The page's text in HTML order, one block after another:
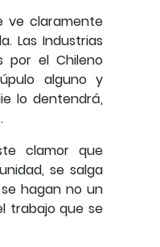
ve claramente
Las Industrias
por el Chileno
alguno y
lo dentendrá,
clamor que
se salga
hagan no un
trabajo que se